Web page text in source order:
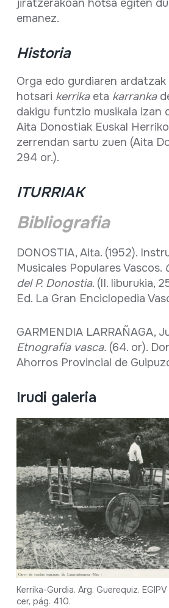
jiratzerakoan hotsa egiten
emanez.
Historia
Orga edo gurdiaren
hotsari kerrikaeta karranka
dakigu funtzio musikala izan
Aita Donostiak Euskal
zerrendan sartu zuen (Aita
294 or.).
ITURRIAK
Bibliografia
DONOSTIA, Aita. (1952).
Musicales Populares Vascos.
del P. Donostia. (II. liburukia,
Ed. La Gran Enciclopedia
GARMENDIA LARRAÑAGA,
Etnografía vasca. (64. or).
Ahorros Provincial de
Irudi galeria
Kerrika-Gurdia. Arg. Guerequiz.
cer, pág. 410.